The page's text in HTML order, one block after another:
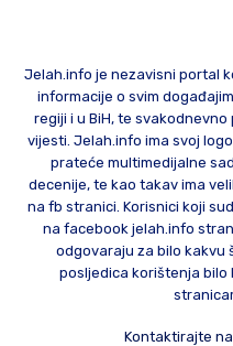
Jelah.info je nezavisni portal
informacije o svim
regiji i u BiH, te
vijesti. Jelah.info ima svoj
prateće multimedijalne
decenije, te kao takav ima
na fb stranici. Korisnici koji
na facebook jelah.info
odgovaraju za bilo kakvu
posljedica korištenja bilo
Kontaktirajte